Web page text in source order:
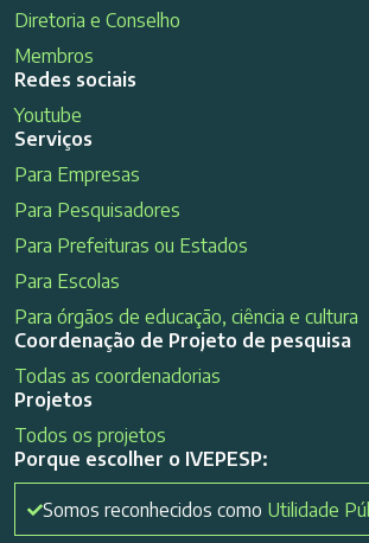
Diretoria e Conselho
Membros
Redes sociais
Youtube
Serviços
Para Empresas
Para Pesquisadores
Para Prefeituras ou Estados
Para Escolas
Para órgãos de educação, ciência e cultura
Coordenação de Projeto de pesquisa
Todas as coordenadorias
Projetos
Todos os projetos
Porque escolher o IVEPESP:
Somos reconhecidos como Utilidade